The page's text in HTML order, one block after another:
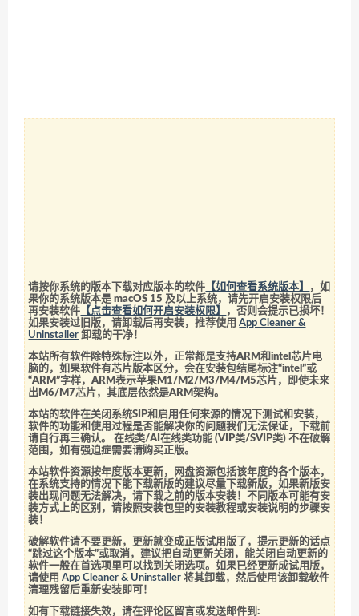
请按你系统的版本下载对应版本的软件 【如何查看系统版本】
，如
果你的系统版本是 macOS 15 及以上系统，请先开启安装权限后
再安装软件 【点击查看如何开启安装权限】
，否则会提示已损坏！
如果安装过旧版，请卸载后再安装，推荐使用App Cleaner &
Uninstaller 卸载的干净！
本站所有软件除特殊标注以外，正常都是支持ARM和intel芯片电
脑的，如果软件有芯片版本区分，会在安装包结尾标注“intel”或
“ARM”字样，ARM表示苹果M1/M2/M3/M4/M5芯片，即使未来
出M6/M7芯片，其底层依然是ARM架构。
本站的软件在关闭系统SIP和启用任何来源的情况下测试和安装，
软件的功能和使用过程是否能解决你的问题我们无法保证，下载前
请自行再三确认。 在线类/AI在线类功能 (VIP类/SVIP类) 不在破解
范围，如有强迫症需要请购买正版。
本站软件资源按年度版本更新，网盘资源包括该年度的各个版本，
在系统支持的情况下能下载新版的建议尽量下载新版，如果新版安
装出现问题无法解决，请下载之前的版本安装！不同版本可能有安
装方式上的区别，请按照安装包里的安装教程或安装说明的步骤安
装！
破解软件请不要更新，更新就变成正版试用版了，提示更新的话点
“跳过这个版本”或取消，建议把自动更新关闭，能关闭自动更新的
软件一般在首选项里可以找到关闭选项。如果已经更新成试用版，
请使用App Cleaner & Uninstaller 将其卸载，然后使用该卸载软件
清理残留后重新安装即可！
如有下载链接失效，请在评论区留言或发送邮件到: